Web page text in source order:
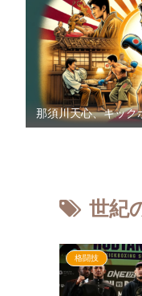
那須川天心、キック
世紀
格闘技